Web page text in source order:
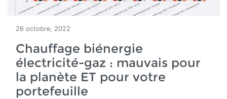
26 octobre, 2022
Chauffage biénergie
électricité-gaz : mauvais pour
la planète ET pour votre
portefeuille